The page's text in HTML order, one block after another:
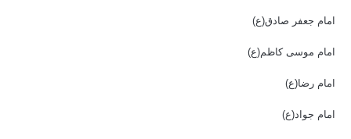
امام جعفر صادق(ع)
امام موسی کاظم(ع)
امام رضا(ع)
امام جواد(ع)